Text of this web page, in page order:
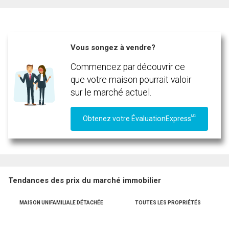
Vous songez à vendre?
Commencez par découvrir ce
que votre maison pourrait valoir
sur le marché actuel.
Obtenez votre ÉvaluationExpressMC
Tendances des prix du marché immobilier
MAISON UNIFAMILIALE DÉTACHÉE TOUTES LES PROPRIÉTÉS